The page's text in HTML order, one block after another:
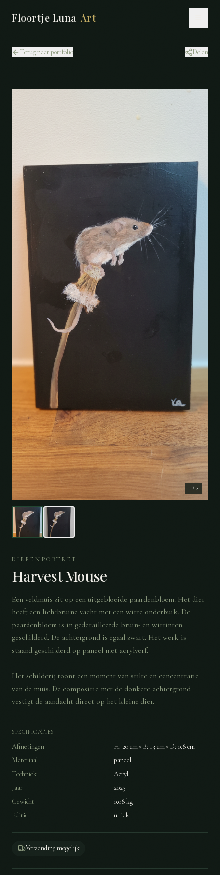
Floortje Luna Art
Terug naar portfolio Delen
1 / 2
DIERENPORTRET
Harvest Mouse
Een veldmuis zit op een uitgebloeide paardenbloem. Het dier
heeft een lichtbruine vacht met een witte onderbuik. De
paardenbloem is in gedetailleerde bruin- en wittinten
geschilderd. De achtergrond is egaal zwart. Het werk is
staand geschilderd op paneel met acrylverf.
Het schilderij toont een moment van stilte en concentratie
van de muis. De compositie met de donkere achtergrond
vestigt de aandacht direct op het kleine dier.
SPECIFICATIES
Afmetingen
H: 20 cm × B: 13 cm × D: 0.8 cm
Materiaal
paneel
Techniek
Acryl
Jaar
2023
Gewicht
0.08kg
Editie
uniek
Verzending mogelijk